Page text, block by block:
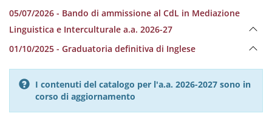
05/07/2026 - Bando di ammissione al CdL in Mediazione
Linguistica e Interculturale a.a. 2026-27
01/10/2025 - Graduatoria definitiva di Inglese
I contenuti del catalogo per l'a.a. 2026-2027 sono in
corso di aggiornamento